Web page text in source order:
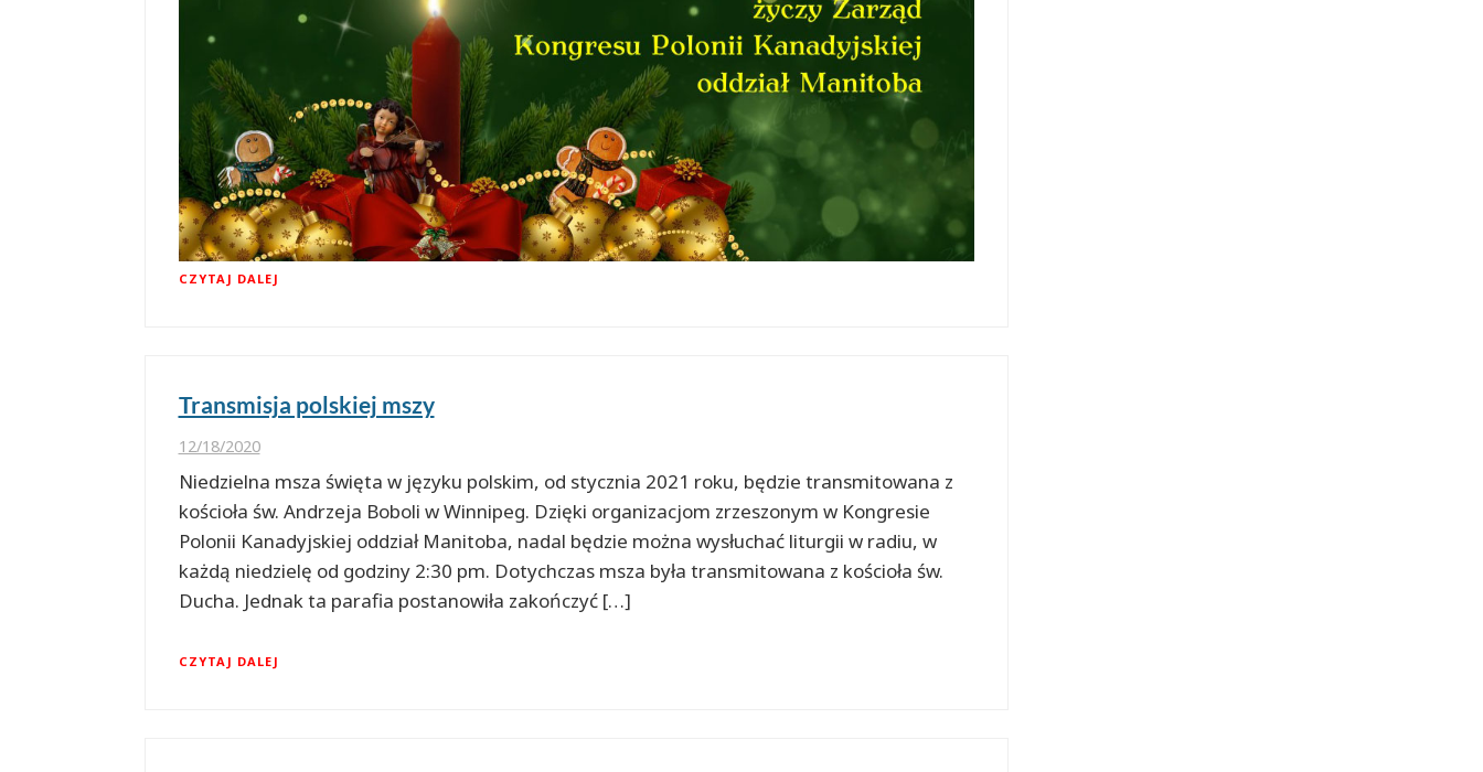
CZYTAJ DALEJ
Transmisja polskiej mszy
12/18/2020
Niedzielna msza święta w języku polskim, od stycznia 2021 roku, będzie transmitowana z
kościoła św. Andrzeja Boboli w Winnipeg. Dzięki organizacjom zrzeszonym w Kongresie
Polonii Kanadyjskiej oddział Manitoba, nadal będzie można wysłuchać liturgii w radiu, w
każdą niedzielę od godziny 2:30 pm. Dotychczas msza była transmitowana z kościoła św.
Ducha. Jednak ta parafia postanowiła zakończyć […]
CZYTAJ DALEJ